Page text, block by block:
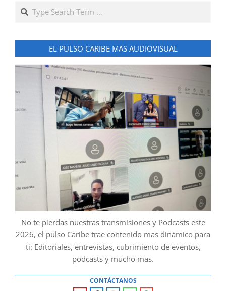
Search
EL PULSO CARIBE MAS AUDIOVISUAL
No te pierdas nuestras transmisiones y Podcasts este
2026, el pulso Caribe trae contenido mas dinámico para
ti: Editoriales, entrevistas, cubrimiento de eventos,
podcasts y mucho mas.
CONTÁCTANOS